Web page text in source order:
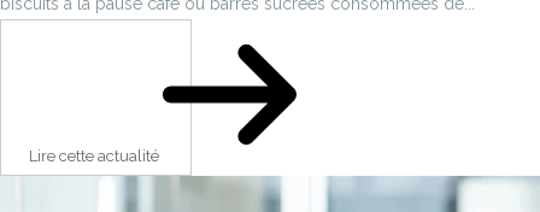
Lire cette actualité